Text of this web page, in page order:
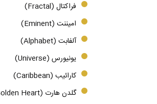
فراکتال (Fractal)
امیننت (Eminent)
آلفابت (Alphabet)
یونیورس (Universe)
کارائیب (Caribbean)
گلدن هارت (Golden Heart)